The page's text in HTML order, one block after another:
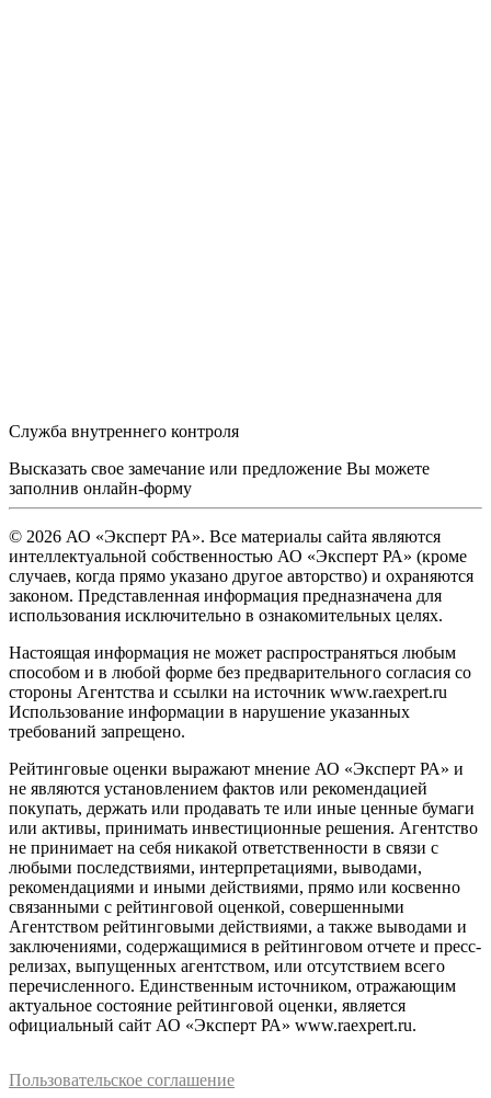
Служба внутреннего контроля
Высказать свое замечание или предложение Вы можете
заполнив онлайн-форму
© 2026 АО «Эксперт РА». Все материалы сайта являются
интеллектуальной собственностью АО «Эксперт РА» (кроме
случаев, когда прямо указано другое авторство) и охраняются
законом. Представленная информация предназначена для
использования исключительно в ознакомительных целях.
Настоящая информация не может распространяться любым
способом и в любой форме без предварительного согласия со
стороны Агентства и ссылки на источник www.raexpert.ru
Использование информации в нарушение указанных
требований запрещено.
Рейтинговые оценки выражают мнение АО «Эксперт РА» и
не являются установлением фактов или рекомендацией
покупать, держать или продавать те или иные ценные бумаги
или активы, принимать инвестиционные решения. Агентство
не принимает на себя никакой ответственности в связи с
любыми последствиями, интерпретациями, выводами,
рекомендациями и иными действиями, прямо или косвенно
связанными с рейтинговой оценкой, совершенными
Агентством рейтинговыми действиями, а также выводами и
заключениями, содержащимися в рейтинговом отчете и пресс-
релизах, выпущенных агентством, или отсутствием всего
перечисленного. Единственным источником, отражающим
актуальное состояние рейтинговой оценки, является
официальный сайт АО «Эксперт РА» www.raexpert.ru.
Пользовательское соглашение